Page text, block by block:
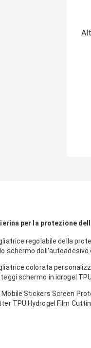
per la protezione
regolabile della
schermo dell'autoadesivo
colorata
schermo in idrogel
Mobile Stickers Screen
TPU Hydrogel Film